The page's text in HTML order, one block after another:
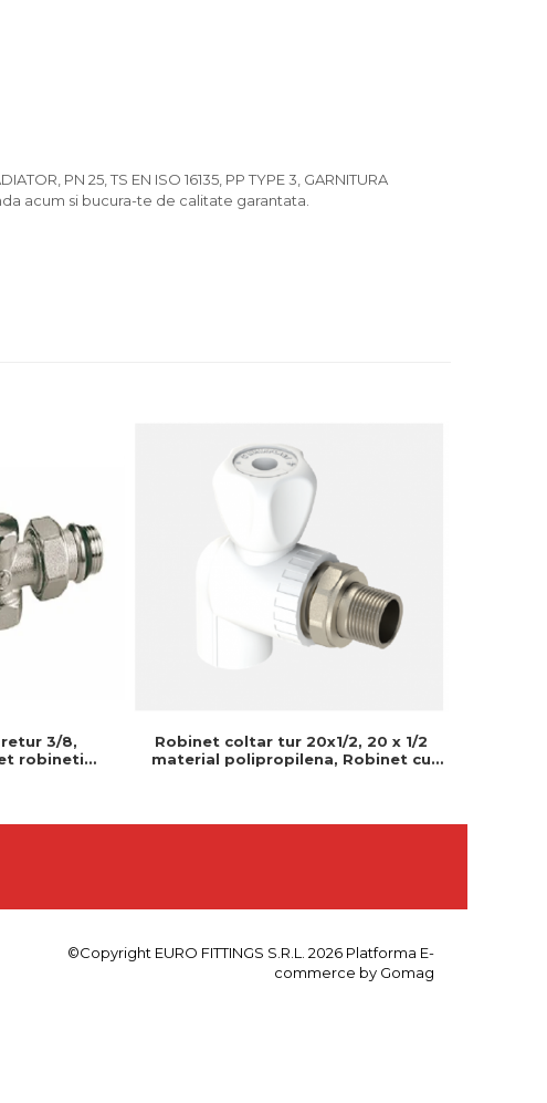
PN 25, TS EN ISO 16135, PP TYPE 3, GARNITURA
acum si bucura-te de calitate garantata.
3/8,
robineti
Robinet coltar tur 20x1/2, 20 x 1/2
material polipropilena, Robinet cu
©Copyright EURO FITTINGS S.R.L. 2026 Platforma E-
commerce by Gomag